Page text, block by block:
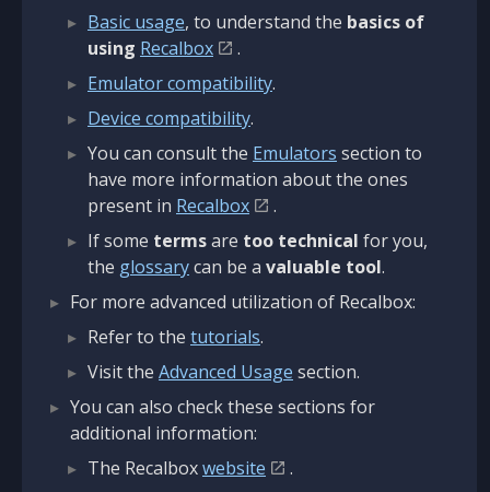
Basic usage, to understand the basics of
using Recalbox
.
Emulator compatibility.
Device compatibility.
You can consult the Emulators section to
have more information about the ones
present in Recalbox
.
If some termsare too technical for you,
the glossarycan be a valuable tool.
For more advanced utilization of Recalbox:
Refer to the tutorials.
Visit the Advanced Usage section.
You can also check these sections for
additional information:
The Recalboxwebsite
.